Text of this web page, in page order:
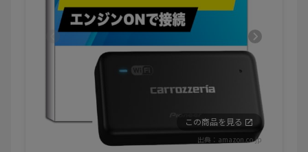
この商品を見る
出典： amazon.co.jp